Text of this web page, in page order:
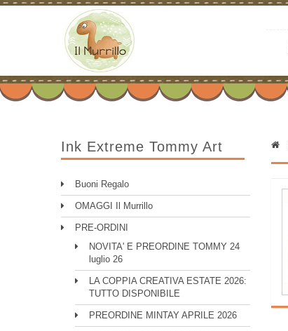
Ink Extreme Tommy Art
Buoni Regalo
OMAGGI Il Murrillo
PRE-ORDINI
NOVITA' E PREORDINE TOMMY 24
luglio 26
LA COPPIA CREATIVA ESTATE 2026:
TUTTO DISPONIBILE
PREORDINE MINTAY APRILE 2026